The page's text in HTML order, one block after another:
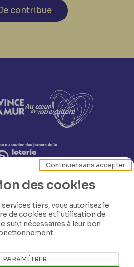
contribue
des cookies
tiers, vous autorisez le
de cookies et l'utilisation de
suivi nécessaires à leur bon
Continuer sans accepter
PARAMÉTRER